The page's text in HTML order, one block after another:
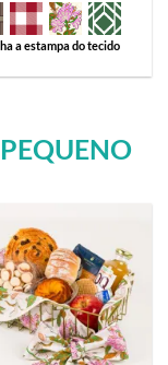
a estampa do tecido